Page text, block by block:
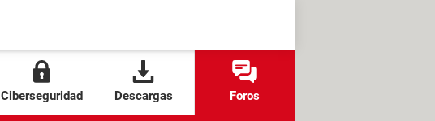
Ciberseguridad Descargas Foros